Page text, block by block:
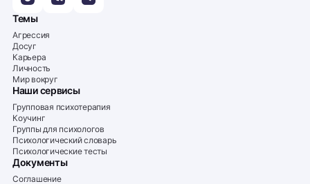
Темы
Агрессия
Досуг
Карьера
Личность
Мир вокруг
Наши сервисы
Групповая психотерапия
Коучинг
Группы для психологов
Психологический словарь
Психологические тесты
Документы
Соглашение